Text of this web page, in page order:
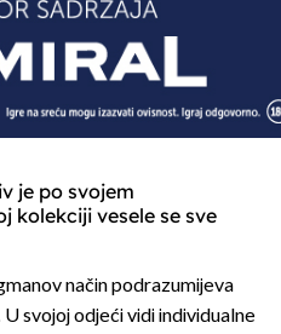
je po svojem
kolekciji vesele se sve
način podrazumijeva
svojoj odjeći vidi individualne